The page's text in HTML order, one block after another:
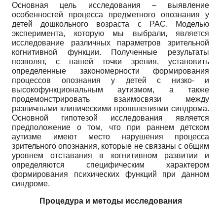
Основная цель исследования – выявление
особенностей процесса предметного опознания у
детей дошкольного возраста с РАС. Моделью
эксперимента, которую мы выбрали, является
исследование различных параметров зрительной
когнитивной функции. Полученные результаты
позволят, с нашей точки зрения, установить
определенные закономерности формирования
процессов опознания у детей с низко- и
высокофункциональным аутизмом, а также
продемонстрировать взаимосвязи между
различными клиническими проявлениями синдрома.
Основной гипотезой исследования является
предположение о том, что при раннем детском
аутизме имеют место нарушения процесса
зрительного опознания, которые не связаны с общим
уровнем отставания в когнитивном развитии и
определяются специфическим характером
формирования психических функций при данном
синдроме.
Процедура и методы исследования